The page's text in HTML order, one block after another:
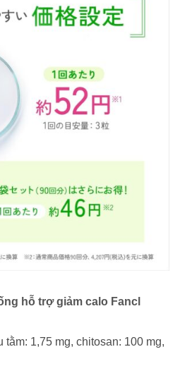
hỗ trợ giảm calo Fancl
1,75 mg, chitosan: 100 mg,